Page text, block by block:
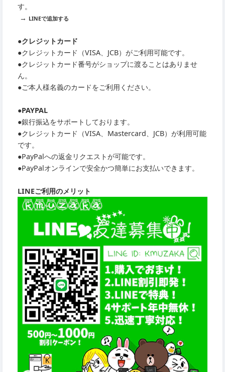
す。
→ LINEで追加する
●クレジットカード
●クレジットカード（VISA、JCB）がご利用可能です。
●クレジットカード番号がショップに渡ることはありませ
ん。
●ご本人様名義のカードをご利用ください。
●PAYPAL
●銀行振込をサポートしております。
●クレジットカード（VISA、Mastercard、JCB）が利用可能
です。
●PayPalへの返金リクエストが可能です。
●PayPalオンラインで安全かつ簡単にお支払いできます。
LINEご利用のメリット